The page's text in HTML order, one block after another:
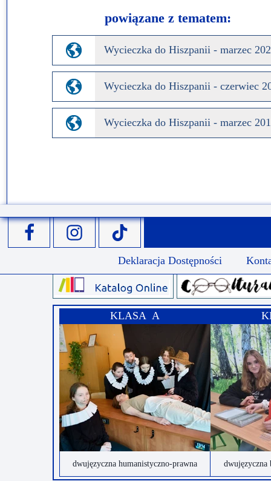
Wycieczka do Hiszpanii - czerwiec
Wycieczka do Hiszpanii - marzec
Wycieczka do Hiszpanii - marzec
KLASA A
dwujęzyczna
dwujęzyczna humanistyczno-prawna
Deklaracja Dostępności
powiązane z tematem: